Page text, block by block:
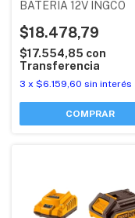
BATERIA 12V INGCO
$18.478,79
$17.554,85 con
Transferencia
3 x $6.159,60 sin interés